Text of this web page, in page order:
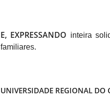
E, EXPRESSANDO inteira
familiares.
UNIVERSIDADE REGIONAL DO